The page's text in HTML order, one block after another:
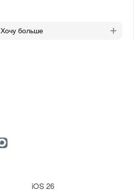
Хочу больше
iOS 26